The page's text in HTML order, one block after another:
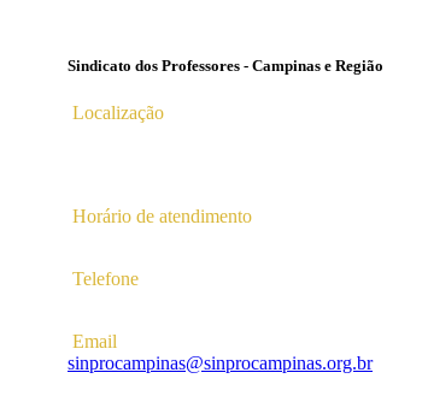
Sindicato dos Professores - Campinas e Região
Localização
Horário de atendimento
Telefone
Email
sinprocampinas@sinprocampinas.org.br